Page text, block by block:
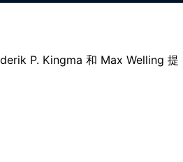
P. Kingma 和 Max Welling 提